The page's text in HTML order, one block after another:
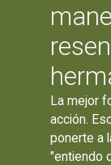
La mejor
acción.
ponerte a
"entiendo